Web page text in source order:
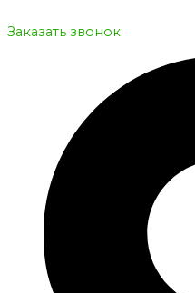
Заказать звонок